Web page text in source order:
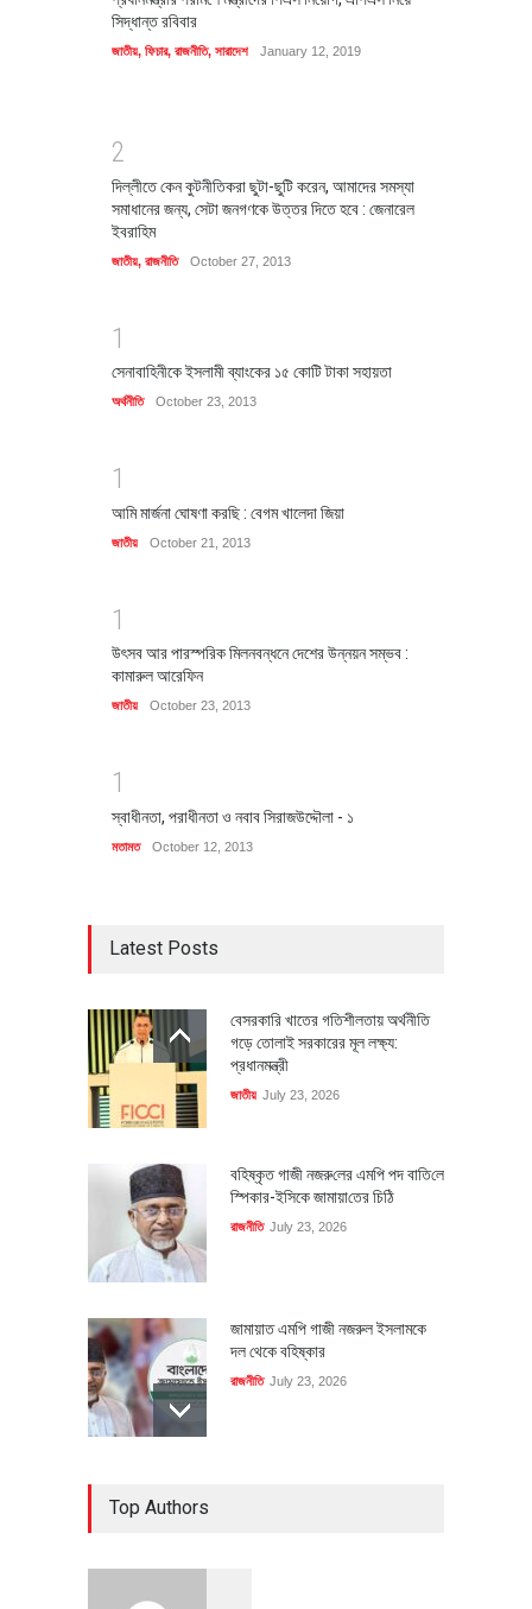
সিদ্ধান্ত রবিবার
জাতীয়, ফিচার, রাজনীতি, সারাদেশ January 12, 2019
2
দিল্লীতে কেন কুটনীতিকরা ছুটা-ছুটি করেন, আমাদের সমস্যা
সমাধানের জন্য, সেটা জনগণকে উত্তর দিতে হবে : জেনারেল
ইবরাহিম
জাতীয়, রাজনীতি October 27, 2013
1
সেনাবাহিনীকে ইসলামী ব্যাংকের ১৫ কোটি টাকা সহায়তা
অর্থনীতি October 23, 2013
1
আমি মার্জনা ঘোষণা করছি : বেগম খালেদা জিয়া
জাতীয় October 21, 2013
1
উৎসব আর পারস্পরিক মিলনবন্ধনে দেশের উন্নয়ন সম্ভব :
কামারুল আরেফিন
জাতীয় October 23, 2013
1
স্বাধীনতা, পরাধীনতা ও নবাব সিরাজউদ্দৌলা - ১
মতামত October 12, 2013
Latest Posts
বেসরকারি খাতের গতিশীলতায় অর্থনীতি
গড়ে তোলাই সরকারের মূল লক্ষ্য:
প্রধানমন্ত্রী
জাতীয় July 23, 2026
বহিষ্কৃত গাজী নজরু‌লের এম‌পি পদ বা‌তি‌লে
স্পিকার-ইসিকে জামায়া‌তের চি‌ঠি
রাজনীতি July 23, 2026
জামায়াত এমপি গাজী নজরুল ইসলামকে
দল থেকে বহিষ্কার
রাজনীতি July 23, 2026
Top Authors